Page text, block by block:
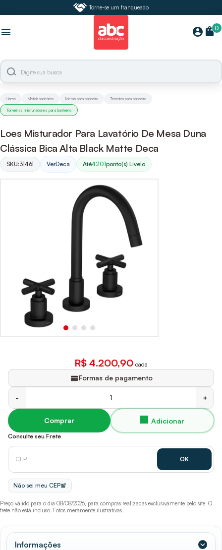
Torne-se um franqueado
menu account_circle 0
shopping_bag
Home Metais sanitários Metais para banheiro Torneiras para banheiro
Torneiras misturadores para banheiro
Loes Misturador Para Lavatório De Mesa Duna
Clássica Bica Alta Black Matte Deca
SKU:31461 VerDeca Até4201ponto(s) Livelo
R$ 4.200,90 cada
Formas de pagamento
- +
Comprar
Consulte seu Frete
Não sei meu CEP
Preço válido para o dia 08/08/2026, para compras realizadas exclusivamente pelo site. O
frete não está incluso. Fotos meramente ilustrativas.
Informações